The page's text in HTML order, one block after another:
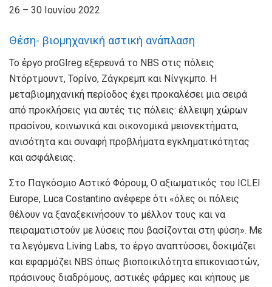
26 – 30 Ιουνίου 2022.
Θέση- βιομηχανική αστική ανάπλαση
Το έργο proGIreg εξερευνά το NBS στις πόλεις
Ντόρτμουντ, Τορίνο, Ζάγκρεμπ και Νίνγκμπο. Η
μεταβιομηχανική περίοδος έχει προκαλέσει μια σειρά
από προκλήσεις για αυτές τις πόλεις: έλλειψη χώρων
πρασίνου, κοινωνικά και οικονομικά μειονεκτήματα,
ανισότητα και συναφή προβλήματα εγκληματικότητας
και ασφάλειας.
Στο Παγκόσμιο Αστικό Φόρουμ, Ο αξιωματικός του ICLEI
Europe, Luca Costantino ανέφερε ότι «όλες οι πόλεις
θέλουν να ξαναξεκινήσουν το μέλλον τους και να
πειραματιστούν με λύσεις που βασίζονται στη φύση». Με
τα λεγόμενα Living Labs, το έργο αναπτύσσει, δοκιμάζει
και εφαρμόζει NBS όπως βιοποικιλότητα επικονιαστών,
πράσινους διαδρόμους, αστικές φάρμες και κήπους με